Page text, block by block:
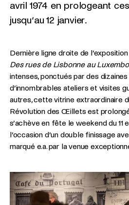
avril 1974 en prologeant
jusqu‘au 12 janvier.
Dernière ligne droite de l’exposition
Des rues de Lisbonne au
intenses, ponctués par des
d’innombrables ateliers et visites
autres, cette vitrine extraordinaire
Révolution des Œillets est
s’achève en fête le weekend du 11
l’occasion d’un double finissage
marqué e.a. par la venue